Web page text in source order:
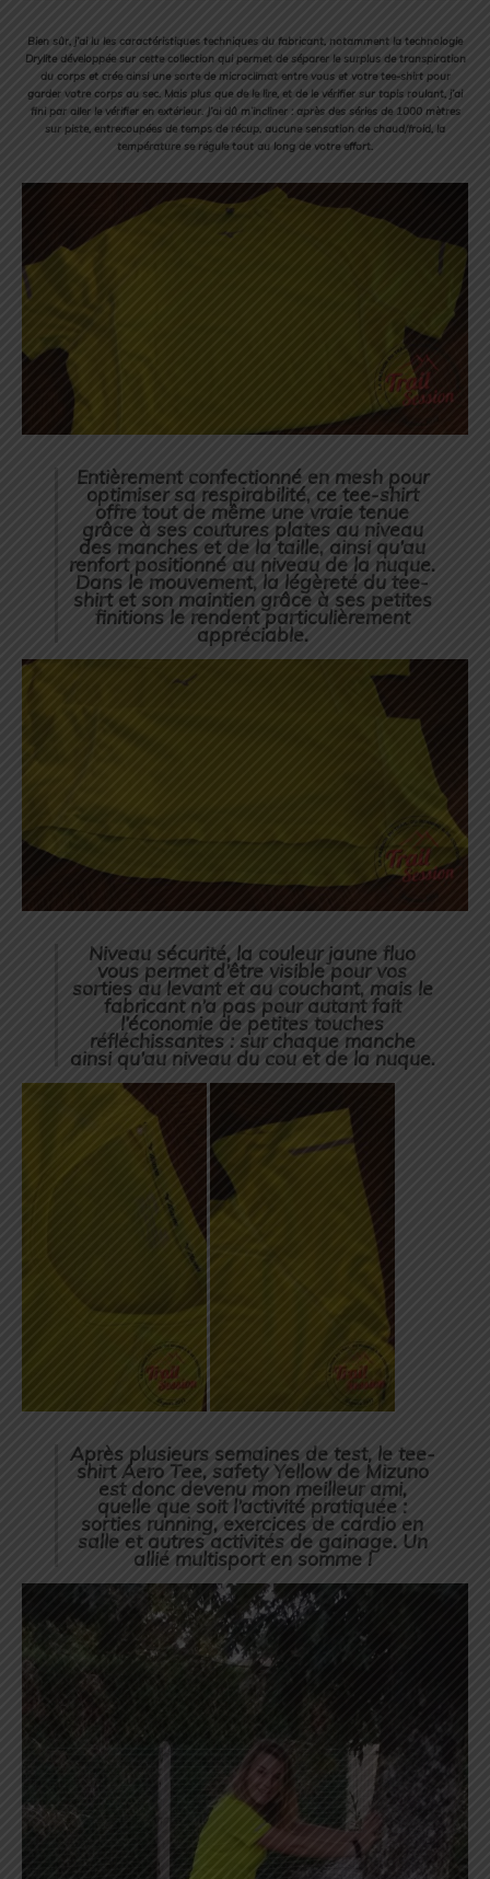
Bien sûr, j’ai lu les caractéristiques techniques du fabricant, notamment la technologie
Drylite développée sur cette collection qui permet de séparer le surplus de transpiration
du corps et crée ainsi une sorte de microclimat entre vous et votre tee-shirt pour
garder votre corps au sec. Mais plus que de le lire, et de le vérifier sur tapis roulant, j’ai
fini par aller le vérifier en extérieur. J’ai dû m’incliner : après des séries de 1000 mètres
sur piste, entrecoupées de temps de récup, aucune sensation de chaud/froid, la
température se régule tout au long de votre effort.
Entièrement confectionné en mesh pour
optimiser sa respirabilité, ce tee-shirt
offre tout de même une vraie tenue
grâce à ses coutures plates au niveau
des manches et de la taille, ainsi qu’au
renfort positionné au niveau de la nuque.
Dans le mouvement, la légèreté du tee-
shirt et son maintien grâce à ses petites
finitions le rendent particulièrement
appréciable.
Niveau sécurité, la couleur jaune fluo
vous permet d’être visible pour vos
sorties au levant et au couchant, mais le
fabricant n’a pas pour autant fait
l’économie de petites touches
réfléchissantes : sur chaque manche
ainsi qu’au niveau du cou et de la nuque.
Après plusieurs semaines de test, le tee-
shirt Aero Tee, safety Yellow de Mizuno
est donc devenu mon meilleur ami,
quelle que soit l’activité pratiquée :
sorties running, exercices de cardio en
salle et autres activités de gainage. Un
allié multisport en somme !